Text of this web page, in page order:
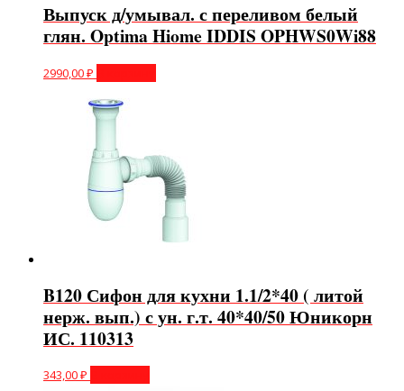
Выпуск д/умывал. с переливом белый
глян. Optima Hiome IDDIS OPHWS0Wi88
2990,00₽
B120 Сифон для кухни 1.1/2*40 ( литой
нерж. вып.) с ун. г.т. 40*40/50 Юникорн
ИС. 110313
343,00₽